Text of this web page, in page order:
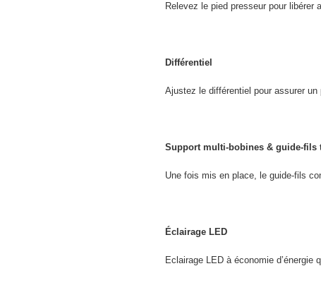
Relevez le pied presseur pour
Différentiel
Ajustez le différentiel pour assurer
Support multi-bobines & guide-fils
Une fois mis en place, le guide-fils
Éclairage LED
Eclairage LED à économie d’énergie